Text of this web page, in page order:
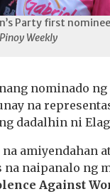
Party first
Weekly
nominado ng
na
dadalhin ni
amiyendahan
na naipanalo ng
Against